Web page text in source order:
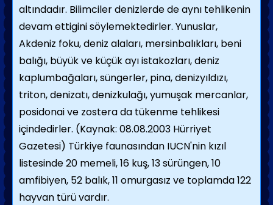
altındadır. Bilimciler denizlerde de aynı tehlikenin
devam ettigini söylemektedirler. Yunuslar,
Akdeniz foku, deniz alaları, mersinbalıkları, beni
balığı, büyük ve küçük ayı istakozları, deniz
kaplumbağaları, süngerler, pina, denizyıldızı,
triton, denizatı, denizkulağı, yumuşak mercanlar,
posidonai ve zostera da tükenme tehlikesi
içindedirler. (Kaynak: 08.08.2003 Hürriyet
Gazetesi) Türkiye faunasından IUCN'nin kızıl
listesinde 20 memeli, 16 kuş, 13 sürüngen, 10
amfibiyen, 52 balık, 11 omurgasız ve toplamda 122
hayvan türü vardır.